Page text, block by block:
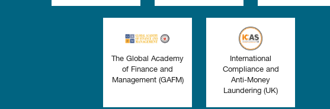
International
Compliance and
Anti-Money
Laundering (UK)
The Global Academy
of Finance and
Management (GAFM)